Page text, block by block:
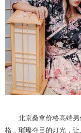
北京桑拿价格高端男
格，璀璨夺目的灯光，